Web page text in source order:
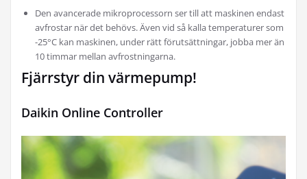
Den avancerade mikroprocessorn ser till att maskinen endast
avfrostar när det behövs. Även vid så kalla temperaturer som
-25°C kan maskinen, under rätt förutsättningar, jobba mer än
10 timmar mellan avfrostningarna.
Fjärrstyr din värmepump!
Daikin Online Controller